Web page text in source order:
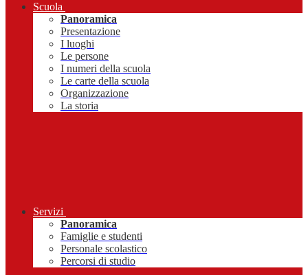
Scuola
Panoramica
Presentazione
I luoghi
Le persone
I numeri della scuola
Le carte della scuola
Organizzazione
La storia
Servizi
Panoramica
Famiglie e studenti
Personale scolastico
Percorsi di studio